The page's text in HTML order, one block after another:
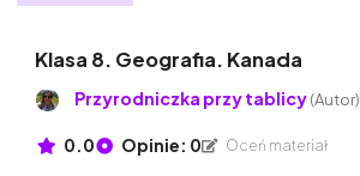
Klasa 8. Geografia. Kanada
Przyrodniczka przy tablicy(Autor)
0.0 Opinie: 0 Oceń materiał